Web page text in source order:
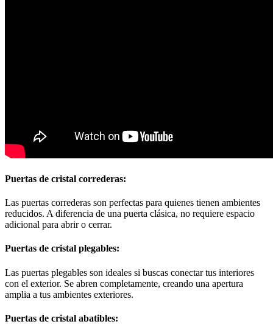
Puertas de cristal correderas:
Las puertas correderas son perfectas para quienes tienen ambientes
reducidos. A diferencia de una puerta clásica, no requiere espacio
adicional para abrir o cerrar.
Puertas de cristal plegables:
Las puertas plegables son ideales si buscas conectar tus interiores
con el exterior. Se abren completamente, creando una apertura
amplia a tus ambientes exteriores.
Puertas de cristal abatibles: